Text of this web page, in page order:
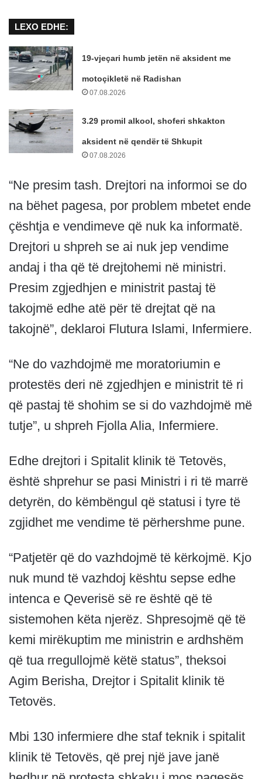
LEXO EDHE:
19-vjeçari humb jetën në aksident me
motoçikletë në Radishan
07.08.2026
3.29 promil alkool, shoferi shkakton
aksident në qendër të Shkupit
07.08.2026
“Ne presim tash. Drejtori na informoi se do
na bëhet pagesa, por problem mbetet ende
çështja e vendimeve që nuk ka informatë.
Drejtori u shpreh se ai nuk jep vendime
andaj i tha që të drejtohemi në ministri.
Presim zgjedhjen e ministrit pastaj të
takojmë edhe atë për të drejtat që na
takojnë”, deklaroi Flutura Islami, Infermiere.
“Ne do vazhdojmë me moratoriumin e
protestës deri në zgjedhjen e ministrit të ri
që pastaj të shohim se si do vazhdojmë më
tutje”, u shpreh Fjolla Alia, Infermiere.
Edhe drejtori i Spitalit klinik të Tetovës,
është shprehur se pasi Ministri i ri të marrë
detyrën, do këmbëngul që statusi i tyre të
zgjidhet me vendime të përhershme pune.
“Patjetër që do vazhdojmë të kërkojmë. Kjo
nuk mund të vazhdoj kështu sepse edhe
intenca e Qeverisë së re është që të
sistemohen këta njerëz. Shpresojmë që të
kemi mirëkuptim me ministrin e ardhshëm
që tua rregullojmë këtë status”, theksoi
Agim Berisha, Drejtor i Spitalit klinik të
Tetovës.
Mbi 130 infermiere dhe staf teknik i spitalit
klinik të Tetovës, që prej një jave janë